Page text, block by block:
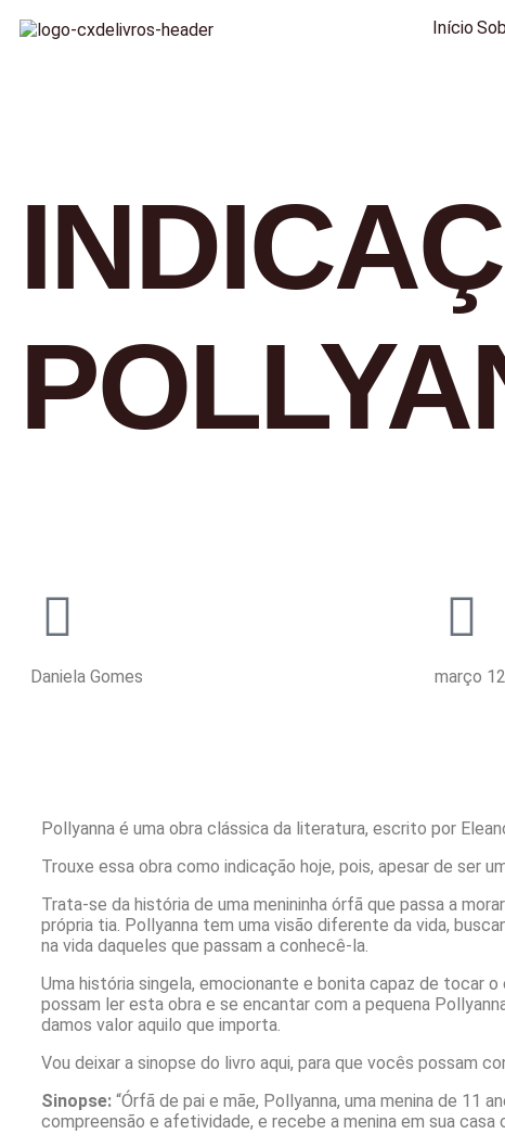
Início
Daniela Gomes março
Pollyanna é uma obra clássica da literatura, escrito por
Trouxe essa obra como indicação hoje, pois, apesar de ser
Trata-se da história de uma menininha órfã que passa a
própria tia. Pollyanna tem uma visão diferente da vida,
na vida daqueles que passam a conhecê-la.
Uma história singela, emocionante e bonita capaz de tocar
possam ler esta obra e se encantar com a pequena
damos valor aquilo que importa.
Vou deixar a sinopse do livro aqui, para que vocês possam
Sinopse: “Órfã de pai e mãe, Pollyanna, uma menina de 11
compreensão e afetividade, e recebe a menina em sua casa